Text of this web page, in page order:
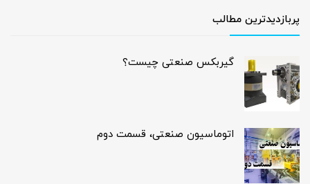
پربازدیدترین مطالب
گیربکس صنعتی چیست؟
اتوماسیون صنعتی، قسمت دوم